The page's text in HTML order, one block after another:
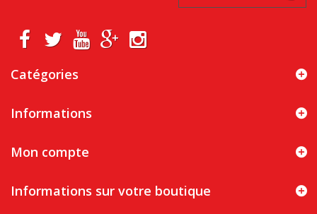
Catégories
Informations
Mon compte
Informations sur votre boutique